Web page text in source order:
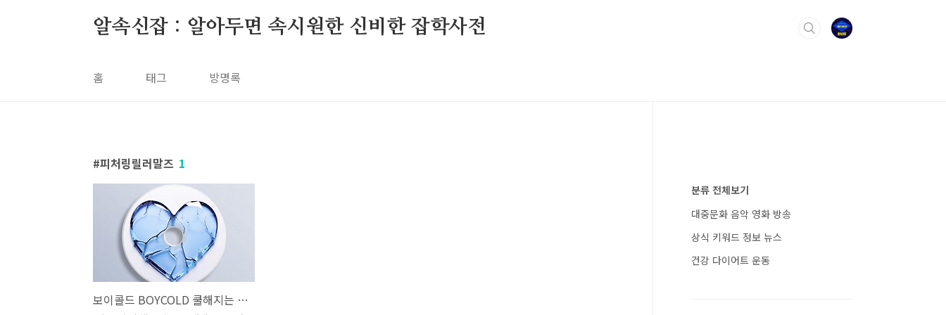
알속신잡 : 알아두면 속시원한 신비한 잡학사전
홈 태그 방명록
피처링릴러말즈 1
보이콜드 BOYCOLD 쿨해지는 방법 Feat. 릴러말즈 Leellamarz 가사 노래 뮤비 곡정보
분류 전체보기
대중문화 음악 영화 방송
상식 키워드 정보 뉴스
건강 다이어트 운동